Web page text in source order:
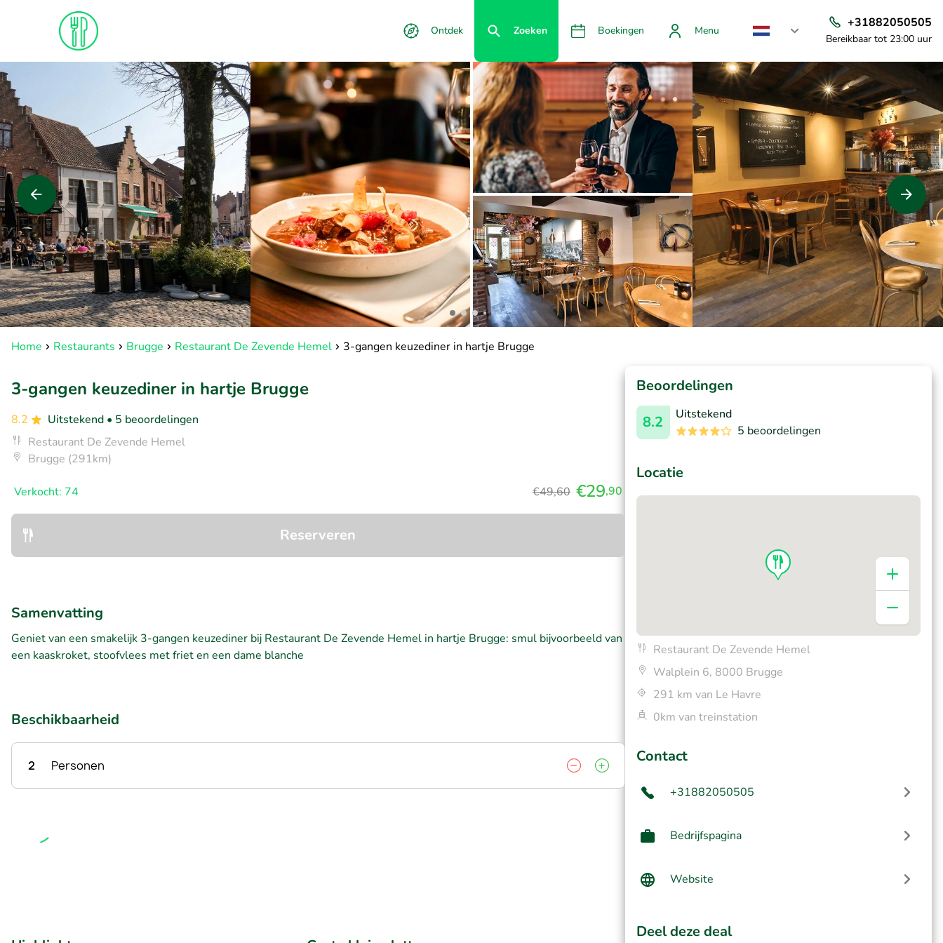
Ontdek Zoeken Boekingen Menu
+31882050505
Bereikbaar tot 23:00 uur
Home Restaurants Brugge Restaurant De Zevende Hemel 3-gangen keuzediner in hartje Brugge
3-gangen keuzediner in hartje Brugge
8.2 Uitstekend • 5 beoordelingen
Restaurant De Zevende Hemel
Brugge (291km)
Verkocht: 74 €49,60 €29,90
Reserveren
Samenvatting
Geniet van een smakelijk 3-gangen keuzediner bij Restaurant De Zevende Hemel in hartje Brugge: smul bijvoorbeeld van
een kaaskroket, stoofvlees met friet en een dame blanche
Beschikbaarheid
2 Personen
Beoordelingen
8.2
Uitstekend
5 beoordelingen
Locatie
Restaurant De Zevende Hemel
Walplein 6, 8000 Brugge
291 km van Le Havre
0km van treinstation
Contact
+31882050505
Bedrijfspagina
Website
Deel deze deal